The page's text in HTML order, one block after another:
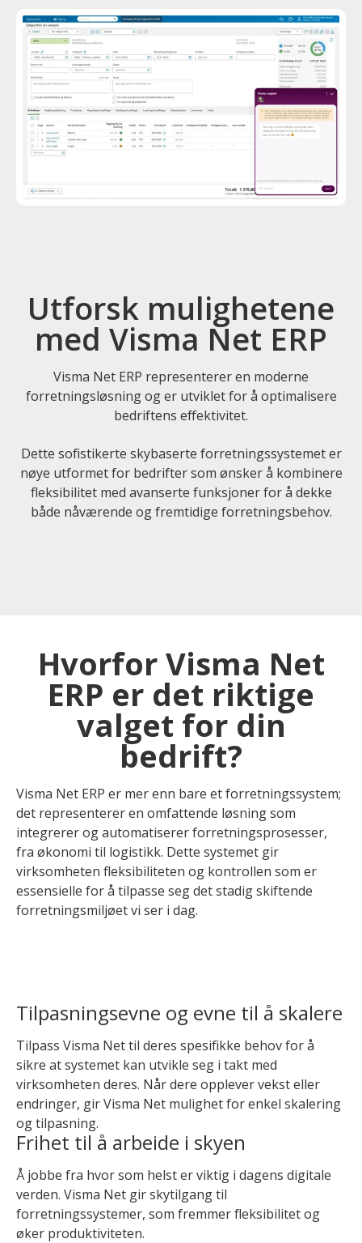
Utforsk mulighetene
med Visma Net ERP
Visma Net ERP representerer en moderne
forretningsløsning og er utviklet for å optimalisere
bedriftens effektivitet.
Dette sofistikerte skybaserte forretningssystemet er
nøye utformet for bedrifter som ønsker å kombinere
fleksibilitet med avanserte funksjoner for å dekke
både nåværende og fremtidige forretningsbehov.
Hvorfor Visma Net
ERP er det riktige
valget for din
bedrift?
Visma Net ERP er mer enn bare etforretningssystem;
det representerer en omfattende løsning som
integrerer og automatiserer forretningsprosesser,
fra økonomi til logistikk. Dette systemet gir
virksomheten fleksibiliteten og kontrollen som er
essensielle for å tilpasse seg det stadig skiftende
forretningsmiljøet vi ser i dag.
Tilpasningsevne og evne til å skalere
Tilpass Visma Net til deres spesifikke behov for å
sikre at systemet kan utvikle seg i takt med
virksomheten deres. Når dere opplever vekst eller
endringer, gir Visma Net mulighet for enkel skalering
og tilpasning.
Frihet til å arbeide i skyen
Å jobbe fra hvor som helst er viktig i dagens digitale
verden. Visma Net gir skytilgang til
forretningssystemer, som fremmer fleksibilitet og
øker produktiviteten.